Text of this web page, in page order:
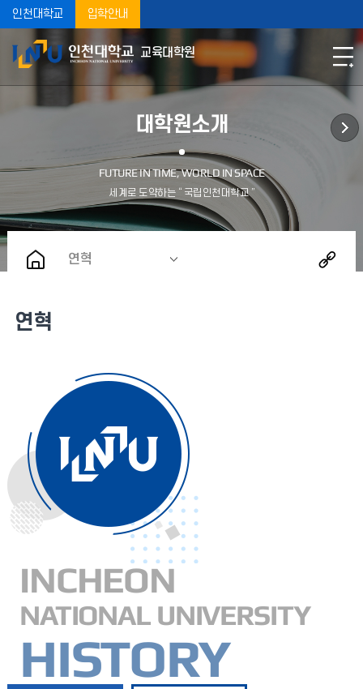
인천대학교 입학안내
교육대학원
대학원소개
연혁
연혁
INCHEON
NATIONAL UNIVERSITY
HISTORY